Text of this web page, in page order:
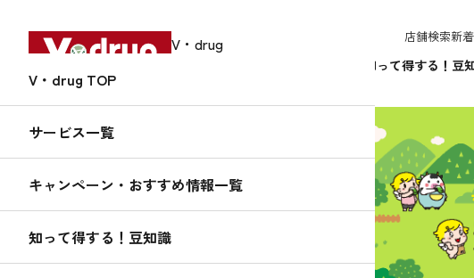
V・drug
店舗検索新
知って得する！豆
V・drug TOP
サービス一覧
キャンペーン・おすすめ情報一覧
知って得する！豆知識
知って得する！
くすりんの
豆知識